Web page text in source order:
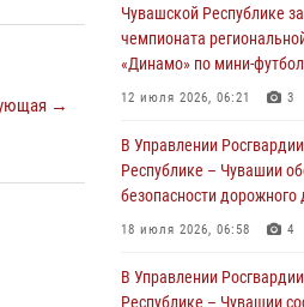
→
воинов, погибших в
1914-1918 годов
01 августа 2026, 07:19
подозреваемого в
здоровью
01 августа 2026, 06:12
национальной гвардии
Федерации
Чувашской Республике
чемпионата
«Динамо» по мини-
12 июля 2026, 06:21 3
В Управлении
Республике – Чувашии
безопасности дорожного
18 июля 2026, 06:58 4
В Управлении
Республике – Чувашии